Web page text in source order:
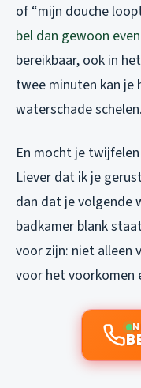
of “mijn douche
bel dan gewoon
bereikbaar, ook in
twee minuten kan je
waterschade schelen.
En mocht je
Liever dat ik je
dan dat je volgende
badkamer blank
voor zijn: niet alleen
voor het voorkomen